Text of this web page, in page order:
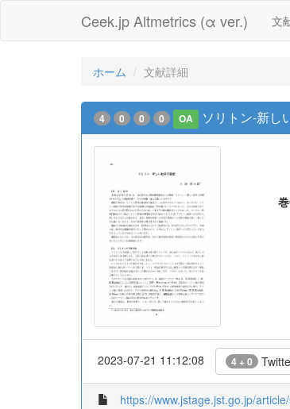
Ceek.jp Altmetrics (α ver.) 文
ホーム 文献詳細
4 0 0 0 OA ソリトン-新し
2023-07-21 11:12:08 4 + 0
https://www.jstage.jst.go.jp/